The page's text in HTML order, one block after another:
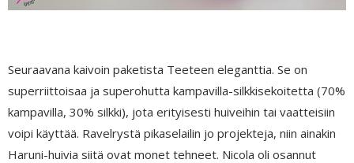
Seuraavana kaivoin paketista Teeteen eleganttia. Se on
superriittoisaa ja superohutta kampavilla-silkkisekoitetta (70%
kampavilla, 30% silkki), jota erityisesti huiveihin tai vaatteisiin
voipi käyttää. Ravelrystä pikaselailin jo projekteja, niin ainakin
Haruni-huivia siitä ovat monet tehneet. Nicola oli osannut